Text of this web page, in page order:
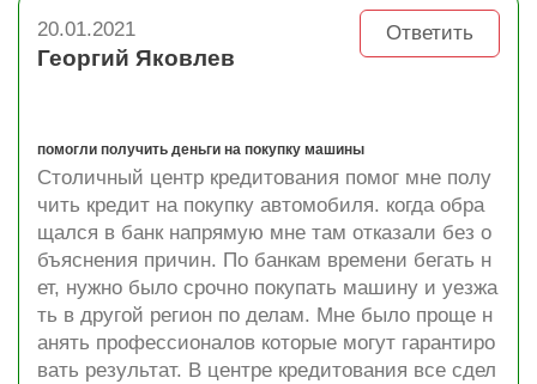
Ответить
20.01.2021
Георгий Яковлев
помогли получить деньги на покупку машины
Столичный центр кредитования помог мне полу
чить кредит на покупку автомобиля. когда обра
щался в банк напрямую мне там отказали без о
бъяснения причин. По банкам времени бегать н
ет, нужно было срочно покупать машину и уезжа
ть в другой регион по делам. Мне было проще н
анять профессионалов которые могут гарантиро
вать результат. В центре кредитования все сдел